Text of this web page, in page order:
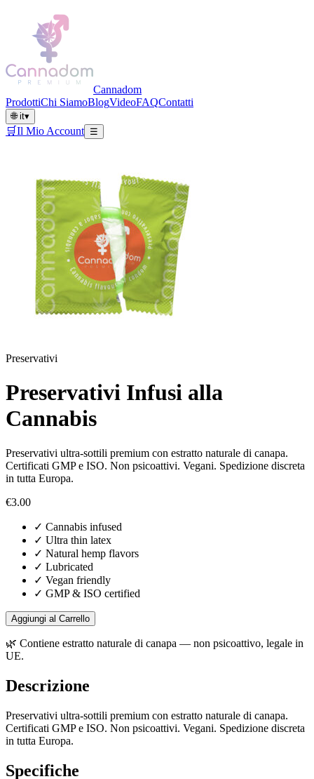
Cannadom
ProdottiChi SiamoBlogVideoFAQContatti
🌐it▾
🛒Il Mio Account ☰
Preservativi
Preservativi Infusi alla
Cannabis
Preservativi ultra-sottili premium con estratto naturale di canapa.
Certificati GMP e ISO. Non psicoattivi. Vegani. Spedizione discreta
in tutta Europa.
€3.00
✓ Cannabis infused
✓ Ultra thin latex
✓ Natural hemp flavors
✓ Lubricated
✓ Vegan friendly
✓ GMP & ISO certified
Aggiungi al Carrello
🌿 Contiene estratto naturale di canapa — non psicoattivo, legale in
UE.
Descrizione
Preservativi ultra-sottili premium con estratto naturale di canapa.
Certificati GMP e ISO. Non psicoattivi. Vegani. Spedizione discreta
in tutta Europa.
Specifiche